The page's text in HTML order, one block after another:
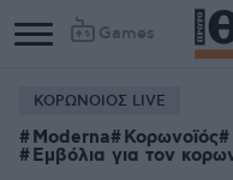
Games
Column
1
Column
2
ΚΟΡΩΝΟΙΟΣ LIVE
Moderna Κορωνοϊός
Εμβόλια για τον